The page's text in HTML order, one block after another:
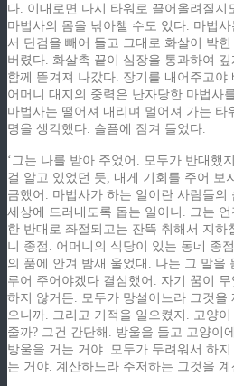
다. 이대로면 다시 타워로 끌어올려질
마법사의 몸을 낚아챌 수도 있다. 마법
서 단검을 빼어 들고 그대로 화살이 박
버렸다. 화살촉 끝이 심장을 통과하여
함께 뜯겨져 나갔다. 장기를 내어주고야
어머니 대지의 중력은 난자당한 마법사
마법사는 떨어져 내리며 멀어져 가는 타
명을 생각했다. 슬픔에 잠겨 들었다.
‘그는 나를 받아 주었어. 모두가 반대했
걸 알고 있었던 듯, 내게 기회를 주어 보
금했어. 마법사가 하는 일이란 사람들의
세상에 드러내도록 돕는 일이니. 그는
한 반대로 좌절되고는 잔뜩 취해서 지하
니 종점. 어머니의 식당이 있는 동네 종
의 품에 안겨 밤새 울었대. 나는 그 말을
루어 주어야겠다 결심했어. 자기 꿈이
하지 않거든. 모두가 망설이느라 그것을
으니까. 그리고 기적을 일으켰지. 고양
줄까? 그건 간단해. 방울을 들고 고양이
방울을 거는 거야. 모두가 두려워서 하
는 거야. 계산하느라 주저하는 그것을